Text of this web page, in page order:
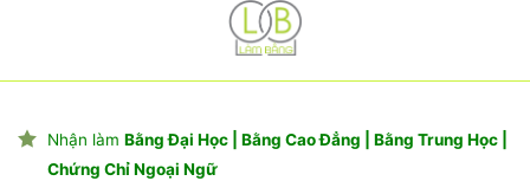
Nhận làm Bằng Đại Học | Bằng Cao Đẳng | Bằng Trung Học |
Chứng Chỉ Ngoại Ngữ